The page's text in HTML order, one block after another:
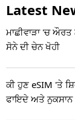
Latest
ਮਾਛੀਵਾੜਾ 'ਚ
ਸੋਨੇ ਦੀ ਚੇਨ ਖੋਹੀ
ਕੀ ਹੁਣ eSIM 'ਤੇ
ਫਾਇਦੇ ਅਤੇ ਨੁਕਸਾਨ